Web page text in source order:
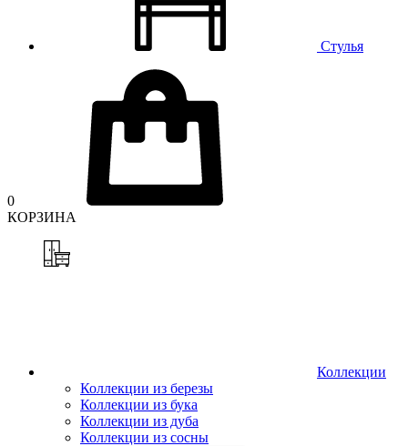
Стулья
0
КОРЗИНА
Коллекции
Коллекции из березы
Коллекции из бука
Коллекции из дуба
Коллекции из сосны